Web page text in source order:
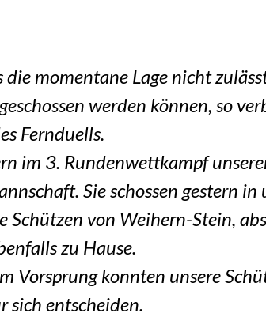
die momentane Lage nicht
werden können, so
Fernduells.
im 3. Rundenwettkampf
Sie schossen gestern in
Schützen von Weihern-Stein,
zu Hause.
Vorsprung konnten unsere
sich entscheiden.